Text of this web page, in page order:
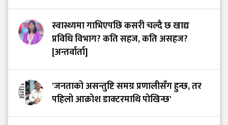
स्वास्थ्यमा गाभिएपछि कसरी चल्दै छ खाद्य
प्रविधि विभाग? कति सहज, कति असहज?
[अन्तर्वार्ता]
'जनताको असन्तुष्टि समग्र प्रणालीसँग हुन्छ, तर
पहिलो आक्रोश डाक्टरमाथि पोखिन्छ'